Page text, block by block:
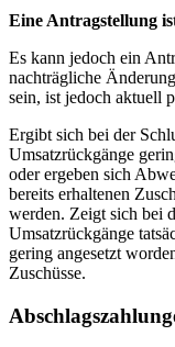
Eine Antragstellung
Es kann jedoch ein
nachträgliche
sein, ist jedoch aktuell
Ergibt sich bei der
Umsatzrückgänge
oder ergeben sich
bereits erhaltenen
werden. Zeigt sich bei
Umsatzrückgänge
gering angesetzt
Zuschüsse.